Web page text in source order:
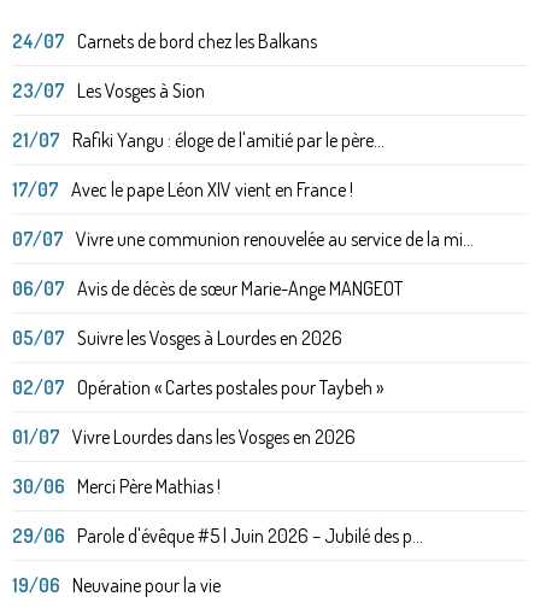
24/07 Carnets de bord chez les Balkans
23/07 Les Vosges à Sion
21/07 Rafiki Yangu : éloge de l'amitié par le père...
17/07 Avec le pape Léon XIV vient en France !
07/07 Vivre une communion renouvelée au service de la mi...
06/07 Avis de décès de sœur Marie-Ange MANGEOT
05/07 Suivre les Vosges à Lourdes en 2026
02/07 Opération « Cartes postales pour Taybeh »
01/07 Vivre Lourdes dans les Vosges en 2026
30/06 Merci Père Mathias !
29/06 Parole d'évêque #5 | Juin 2026 – Jubilé des p...
19/06 Neuvaine pour la vie